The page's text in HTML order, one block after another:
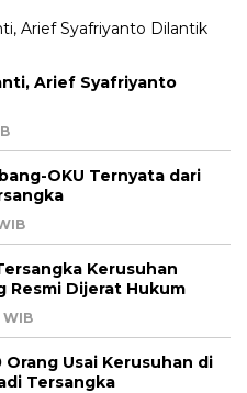
Arief Syafriyanto
OKU Ternyata dari
Kerusuhan
Resmi Dijerat Hukum
WIB
Usai Kerusuhan di
Tersangka